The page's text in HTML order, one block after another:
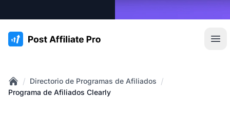
:site.title
Home
/ Directorio de Programas de Afiliados /
Programa de Afiliados Clearly